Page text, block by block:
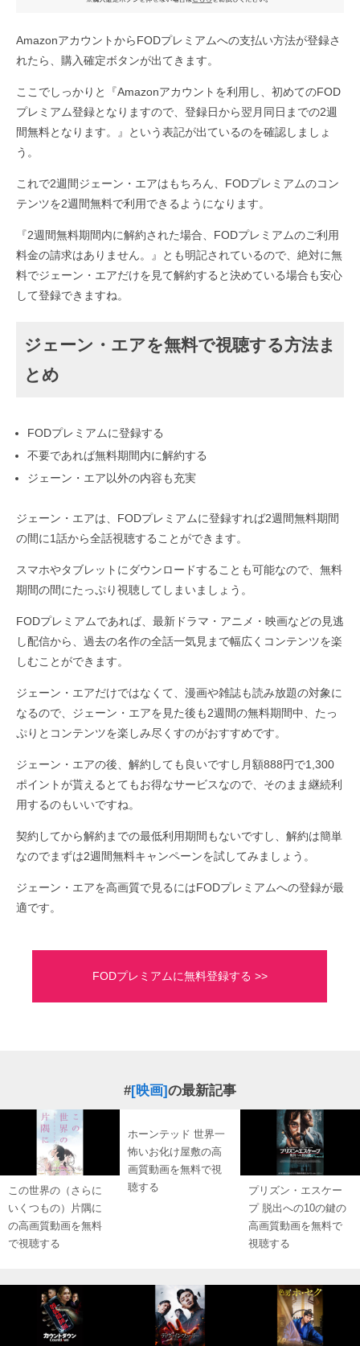
AmazonアカウントからFODプレミアムへの支払い方法が登録さ
れたら、購入確定ボタンが出てきます。
ここでしっかりと『Amazonアカウントを利用し、初めてのFOD
プレミアム登録となりますので、登録日から翌月同日までの2週
間無料となります。』という表記が出ているのを確認しましょ
う。
これで2週間ジェーン・エアはもちろん、FODプレミアムのコン
テンツを2週間無料で利用できるようになります。
『2週間無料期間内に解約された場合、FODプレミアムのご利用
料金の請求はありません。』とも明記されているので、絶対に無
料でジェーン・エアだけを見て解約すると決めている場合も安心
して登録できますね。
ジェーン・エアを無料で視聴する方法ま
とめ
FODプレミアムに登録する
不要であれば無料期間内に解約する
ジェーン・エア以外の内容も充実
ジェーン・エアは、FODプレミアムに登録すれば2週間無料期間
の間に1話から全話視聴することができます。
スマホやタブレットにダウンロードすることも可能なので、無料
期間の間にたっぷり視聴してしまいましょう。
FODプレミアムであれば、最新ドラマ・アニメ・映画などの見逃
し配信から、過去の名作の全話一気見まで幅広くコンテンツを楽
しむことができます。
ジェーン・エアだけではなくて、漫画や雑誌も読み放題の対象に
なるので、ジェーン・エアを見た後も2週間の無料期間中、たっ
ぷりとコンテンツを楽しみ尽くすのがおすすめです。
ジェーン・エアの後、解約しても良いですし月額888円で1,300
ポイントが貰えるとてもお得なサービスなので、そのまま継続利
用するのもいいですね。
契約してから解約までの最低利用期間もないですし、解約は簡単
なのでまずは2週間無料キャンペーンを試してみましょう。
ジェーン・エアを高画質で見るにはFODプレミアムへの登録が最
適です。
FODプレミアムに無料登録する >>
#[映画]の最新記事
この世界の（さらに
いくつもの）片隅に
の高画質動画を無料
で視聴する
ホーンテッド 世界一
怖いお化け屋敷の高
画質動画を無料で視
聴する
プリズン・エスケー
プ 脱出への10の鍵の
高画質動画を無料で
視聴する